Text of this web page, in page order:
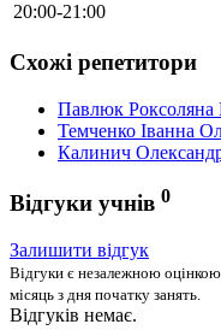
20:00-21:00
Схожі репетитори
Павлюк Роксоляна
Темченко Іванна
Калинич
Відгуки учнів 0
Залишити відгук
Відгуки є незалежною
місяць з дня початку занять.
Відгуків немає.